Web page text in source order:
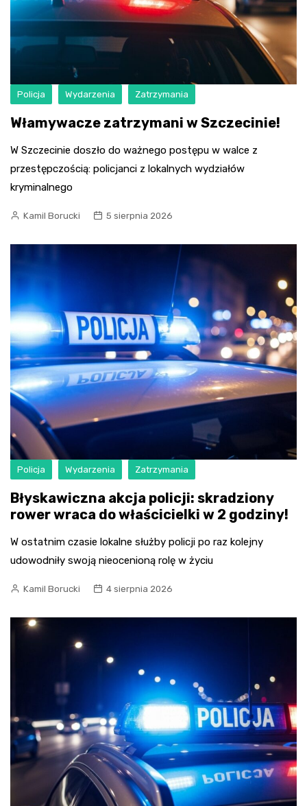
Policja Wydarzenia Zatrzymania
Włamywacze zatrzymani w Szczecinie!
W Szczecinie doszło do ważnego postępu w walce z
przestępczością: policjanci z lokalnych wydziałów
kryminalnego
Kamil Borucki 5 sierpnia 2026
Policja Wydarzenia Zatrzymania
Błyskawiczna akcja policji: skradziony
rower wraca do właścicielki w 2 godziny!
W ostatnim czasie lokalne służby policji po raz kolejny
udowodniły swoją nieocenioną rolę w życiu
Kamil Borucki 4 sierpnia 2026